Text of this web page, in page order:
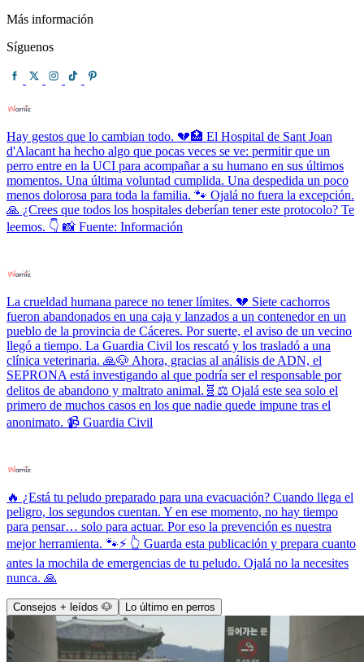
Más información
Síguenos
Hay gestos que lo cambian todo. 💔🏥 El Hospital de Sant Joan
d'Alacant ha hecho algo que pocas veces se ve: permitir que un
perro entre en la UCI para acompañar a su humano en sus últimos
momentos. Una última voluntad cumplida. Una despedida un poco
menos dolorosa para toda la familia. 🐾 Ojalá no fuera la excepción.
🙏 ¿Crees que todos los hospitales deberían tener este protocolo? Te
leemos. 👇 📸 Fuente: Información
La crueldad humana parece no tener límites. 💔 Siete cachorros
fueron abandonados en una caja y lanzados a un contenedor en un
pueblo de la provincia de Cáceres. Por suerte, el aviso de un vecino
llegó a tiempo. La Guardia Civil los rescató y los trasladó a una
clínica veterinaria. 🙏🐶 Ahora, gracias al análisis de ADN, el
SEPRONA está investigando al que podría ser el responsable por
delitos de abandono y maltrato animal.🧬⚖️ Ojalá este sea solo el
primero de muchos casos en los que nadie quede impune tras el
anonimato. 📹 Guardia Civil
🔥 ¿Está tu peludo preparado para una evacuación? Cuando llega el
peligro, los segundos cuentan. Y en ese momento, no hay tiempo
para pensar… solo para actuar. Por eso la prevención es nuestra
mejor herramienta. 🐾⚡ 👆 Guarda esta publicación y prepara cuanto
antes la mochila de emergencias de tu peludo. Ojalá no la necesites
nunca. 🙏
Consejos + leídos 🐶 Lo último en perros